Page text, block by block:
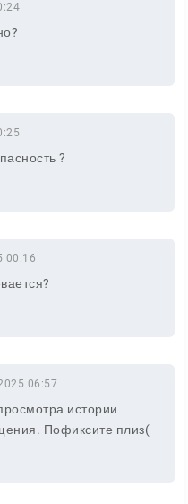
?
00:16
06:57
истории
Пофиксите плиз(